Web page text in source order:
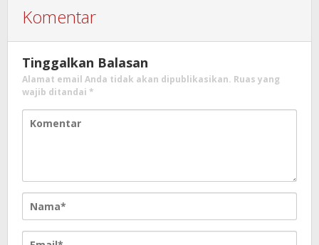
Komentar
Tinggalkan Balasan
Alamat email Anda tidak akan dipublikasikan. Ruas yang
wajib ditandai *